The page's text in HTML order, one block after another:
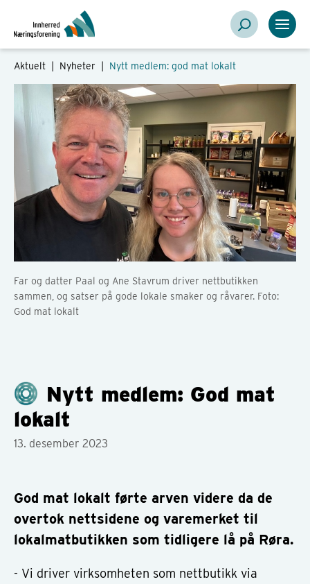
Aktuelt | Nyheter Nytt medlem: god mat lokalt
Far og datter Paal og Ane Stavrum driver nettbutikken
sammen, og satser på gode lokale smaker og råvarer. Foto:
God mat lokalt
Nytt medlem: God mat
lokalt
13. desember 2023
God mat lokalt førte arven videre da de
overtok nettsidene og varemerket til
lokalmatbutikken som tidligere lå på Røra.
- Vi driver virksomheten som nettbutikk via